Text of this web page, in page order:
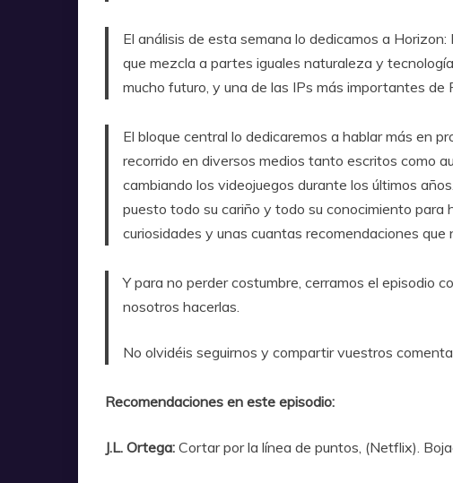
El análisis de esta semana lo dedicamos a
que mezcla a partes iguales naturaleza y
mucho futuro, y una de las IPs más importantes de
El bloque central lo dedicaremos a hablar más en
recorrido en diversos medios tanto escritos como
cambiando los videojuegos durante los últimos
puesto todo su cariño y todo su conocimiento para
curiosidades y unas cuantas recomendaciones
Y para no perder costumbre, cerramos el episodio
nosotros hacerlas.
No olvidéis seguirnos y compartir vuestros
Recomendaciones en este episodio:
J.L. Ortega: Cortar por la línea de puntos, (Netflix).